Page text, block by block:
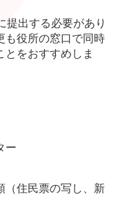
提出する必要があり
も役所の窓口で同時
とをおすすめしま
ー
（住民票の写し、新